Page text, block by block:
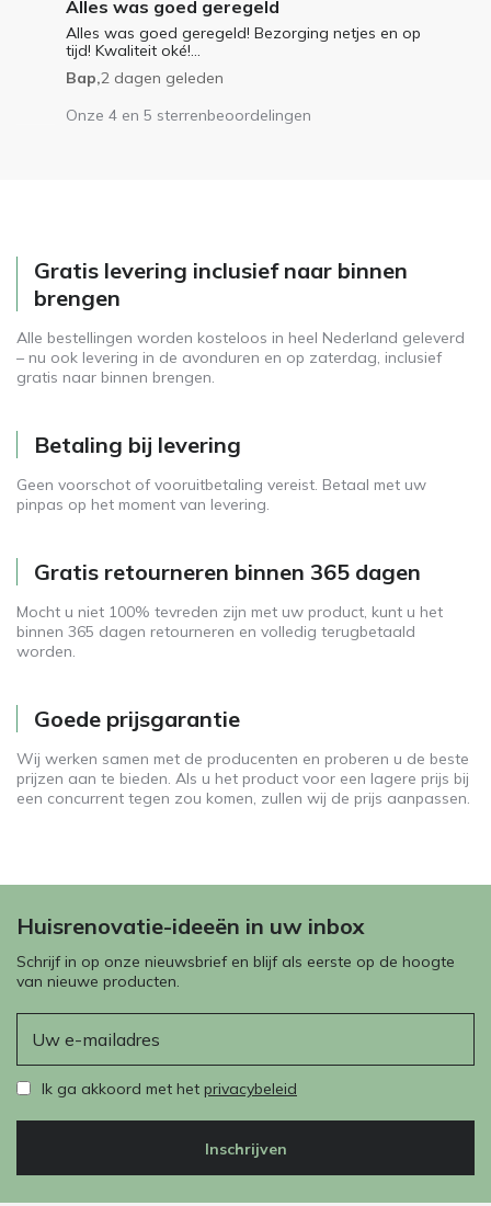
Alles was goed geregeld
Alles was goed geregeld! Bezorging netjes en op
tijd! Kwaliteit oké!...
Bap,2 dagen geleden
Onze 4 en 5 sterrenbeoordelingen
Gratis levering inclusief naar binnen
brengen
Alle bestellingen worden kosteloos in heel Nederland geleverd
– nu ook levering in de avonduren en op zaterdag, inclusief
gratis naar binnen brengen.
Betaling bij levering
Geen voorschot of vooruitbetaling vereist. Betaal met uw
pinpas op het moment van levering.
Gratis retourneren binnen 365 dagen
Mocht u niet 100% tevreden zijn met uw product, kunt u het
binnen 365 dagen retourneren en volledig terugbetaald
worden.
Goede prijsgarantie
Wij werken samen met de producenten en proberen u de beste
prijzen aan te bieden. Als u het product voor een lagere prijs bij
een concurrent tegen zou komen, zullen wij de prijs aanpassen.
Huisrenovatie-ideeën in uw inbox
Schrijf in op onze nieuwsbrief en blijf als eerste op de hoogte
van nieuwe producten.
Ik ga akkoord met het privacybeleid
Inschrijven